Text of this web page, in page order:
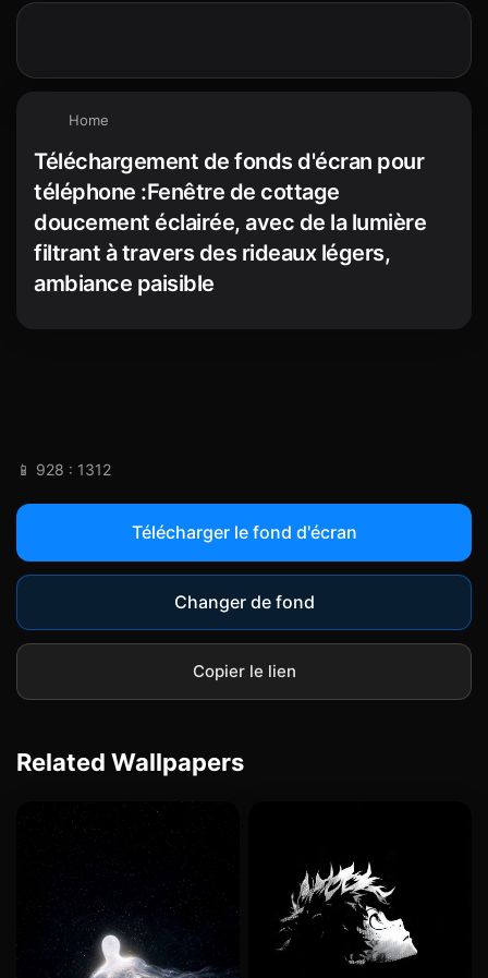
Home
Téléchargement de fonds d'écran pour
téléphone :Fenêtre de cottage
doucement éclairée, avec de la lumière
filtrant à travers des rideaux légers,
ambiance paisible
📱 928 : 1312
Télécharger le fond d'écran
Changer de fond
Copier le lien
Related Wallpapers